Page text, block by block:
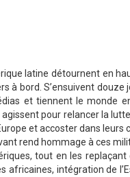
latine détournent en
à bord. S’ensuivent douze
et tiennent le monde
pour relancer la
et accoster dans leurs
rend hommage à ces
tout en les replaçant
africaines, intégration de